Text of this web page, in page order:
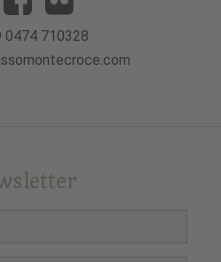
0474 710328